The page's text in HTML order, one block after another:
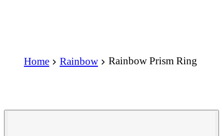
Home Rainbow Rainbow Prism Ring